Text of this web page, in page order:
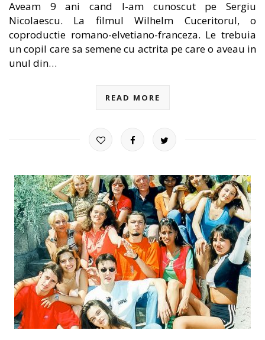
Aveam 9 ani cand l-am cunoscut pe Sergiu
Nicolaescu. La filmul Wilhelm Cuceritorul, o
coproductie romano-elvetiano-franceza. Le trebuia
un copil care sa semene cu actrita pe care o aveau in
unul din…
READ MORE